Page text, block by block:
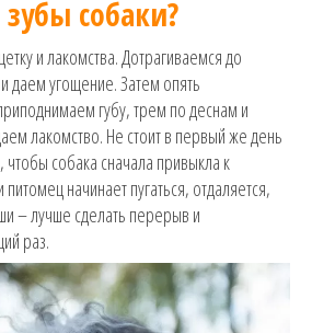
собаки?
и лакомства. Дотрагиваемся до
даем угощение. Затем опять
губу, трем по деснам и
лакомство. Не стоит в первый же день
чтобы собака сначала привыкла к
начинает пугаться, отдаляется,
– лучше сделать перерыв и
раз.